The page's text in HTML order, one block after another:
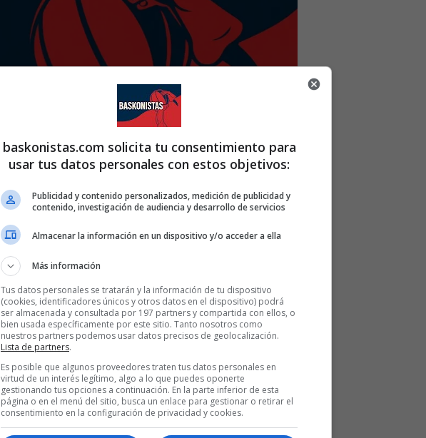
baskonistas.com solicita tu consentimiento para
usar tus datos personales con estos objetivos:
Publicidad y contenido personalizados, medición de publicidad y
contenido, investigación de audiencia y desarrollo de servicios
Almacenar la información en un dispositivo y/o acceder a ella
Más información
Tus datos personales se tratarán y la información de tu dispositivo
(cookies, identificadores únicos y otros datos en el dispositivo) podrá
ser almacenada y consultada por 197 partners y compartida con ellos, o
bien usada específicamente por este sitio. Tanto nosotros como
nuestros partners podemos usar datos precisos de geolocalización.
Lista de partners.
Es posible que algunos proveedores traten tus datos personales en
virtud de un interés legítimo, algo a lo que puedes oponerte
gestionando tus opciones a continuación. En la parte inferior de esta
página o en el menú del sitio, busca un enlace para gestionar o retirar el
consentimiento en la configuración de privacidad y cookies.